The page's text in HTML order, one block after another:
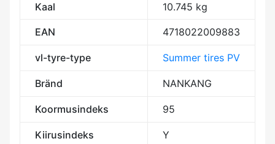
Kaal 10.745 kg
EAN 4718022009883
vl-tyre-type Summer tires PV
Bränd NANKANG
Koormusindeks 95
Kiirusindeks Y